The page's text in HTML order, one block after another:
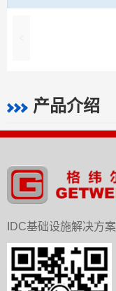
产品介绍
IDC基础设施解决方案